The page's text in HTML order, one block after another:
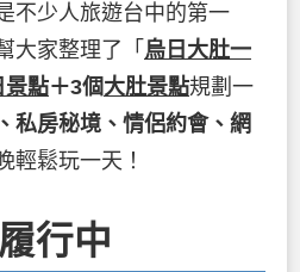
不少人旅遊台中的第一
大家整理了「 烏日大肚一
景點＋3個大肚景點規劃一
私房秘境、情侶約會、網
輕鬆玩一天！
行中